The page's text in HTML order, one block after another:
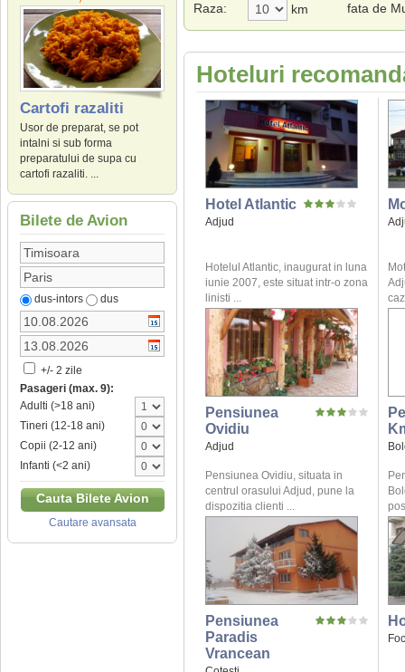
Cartofi razaliti
Usor de preparat, se pot
intalni si sub forma
preparatului de supa cu
cartofi razaliti. ...
Bilete de Avion
dus-intors dus
+/- 2 zile
Pasageri (max. 9):
Adulti (>18 ani)
Tineri (12-18 ani)
Copii (2-12 ani)
Infanti (<2 ani)
Cauta Bilete Avion
Cautare avansata
Raza: km fata de
Hoteluri
Hotel Atlantic
Adjud
Hotelul Atlantic, inaugurat in luna
iunie 2007, este situat intr-o zona
linisti ...
Pensiunea
Ovidiu
Adjud
Pensiunea Ovidiu, situata in
centrul orasului Adjud, pune la
dispozitia clienti ...
Pensiunea
Paradis
Vrancean